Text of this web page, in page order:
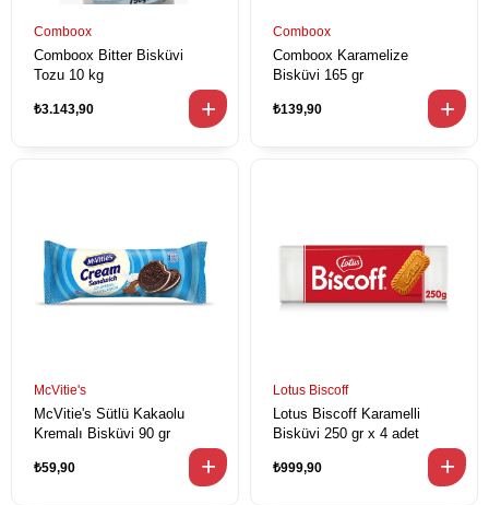
Comboox
Comboox Bitter Bisküvi
Tozu 10 kg
₺3.143,90
Comboox
Comboox Karamelize
Bisküvi 165 gr
₺139,90
McVitie's
McVitie's Sütlü Kakaolu
Kremalı Bisküvi 90 gr
₺59,90
Lotus Biscoff
Lotus Biscoff Karamelli
Bisküvi 250 gr x 4 adet
₺999,90